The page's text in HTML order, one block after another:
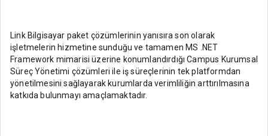
Link Bilgisayar paket çözümlerinin yanısıra son olarak
işletmelerin hizmetine sunduğu ve tamamen MS .NET
Framework mimarisi üzerine konumlandırdığı Campus Kurumsal
Süreç Yönetimi çözümleri ile iş süreçlerinin tek platformdan
yönetilmesini sağlayarak kurumlarda verimliliğin arttırılmasına
katkıda bulunmayı amaçlamaktadır.